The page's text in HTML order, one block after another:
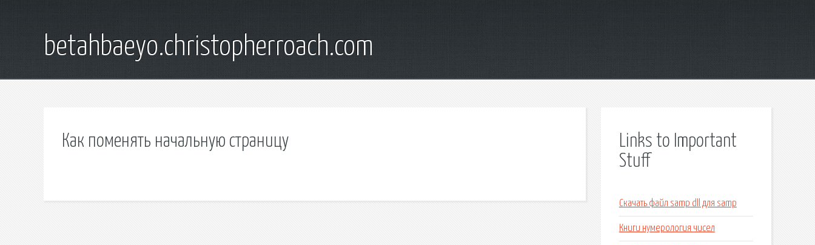
betahbaeyo.christopherroach.com
Как поменять начальную страницу
Links to Important
Stuff
Скачать файл samp dll для samp
Книги нумерология чисел